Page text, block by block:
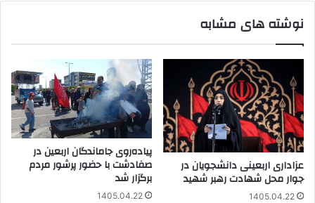
نوشته های مشابه
عزاداری اربعینی دانشجویان در
جوار محل شهادت رهبر شهید
1405.04.22
پیاده‌روی جاماندگان اربعین در
صفادشت با حضور پرشور مردم
برگزار شد
1405.04.22